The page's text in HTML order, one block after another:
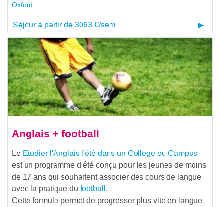
Oxford
Séjour à partir de 3063 €/sem
Anglais + football
Le Etudier l'Anglais l'été dans un College ou Campus
est un programme d’été conçu pour les jeunes de moins
de 17 ans qui souhaitent associer des cours de langue
avec la pratique du football .
Cette formule permet de progresser plus vite en langue